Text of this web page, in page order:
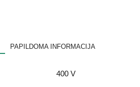
PAPILDOMA INFORMACIJA
400 V